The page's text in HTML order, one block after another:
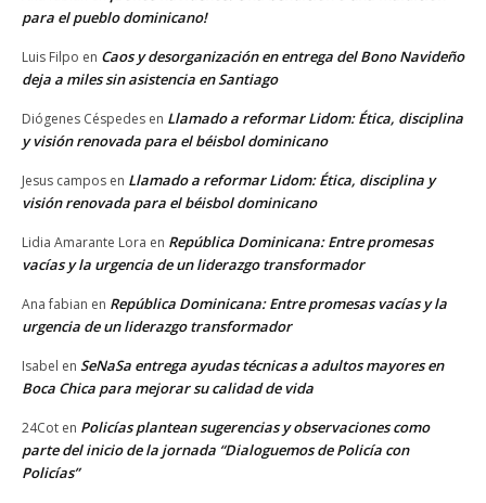
para el pueblo dominicano!
Luis Filpo en Caos y desorganización en entrega del Bono Navideño
deja a miles sin asistencia en Santiago
Diógenes Céspedes en Llamado a reformar Lidom: Ética, disciplina
y visión renovada para el béisbol dominicano
Jesus campos en Llamado a reformar Lidom: Ética, disciplina y
visión renovada para el béisbol dominicano
Lidia Amarante Lora en República Dominicana: Entre promesas
vacías y la urgencia de un liderazgo transformador
Ana fabian en República Dominicana: Entre promesas vacías y la
urgencia de un liderazgo transformador
Isabel en SeNaSa entrega ayudas técnicas a adultos mayores en
Boca Chica para mejorar su calidad de vida
24Cot en Policías plantean sugerencias y observaciones como
parte del inicio de la jornada “Dialoguemos de Policía con
Policías”